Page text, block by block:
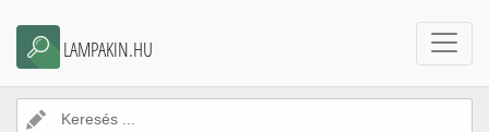
LAMPAKIN.HU